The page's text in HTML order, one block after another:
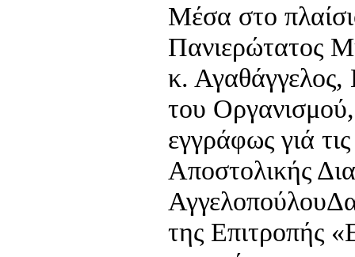
Μέσα στο
Πανιερώτατος
κ. Αγαθάγγελος,
του
εγγράφως γιά
Αποστολικής
της